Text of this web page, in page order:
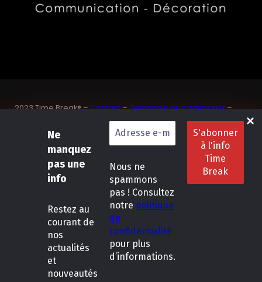
Ne
manquez
pas une
info
Restez au
courant de
nos
actualités
et
nouveautés
Nous ne
spammons
pas ! Consultez
notre politique
de
confidentialité
pour plus
d’informations.
2023 Time Break® –Contact–Demande de partenariat–
Sponsoriser un joueur de padel français
SASU Dedix Communication – 87 rue de Mireille – 83 150
Bandol – Var
Conditions
générales de location
Follow Us :LinkedIn
Instagram